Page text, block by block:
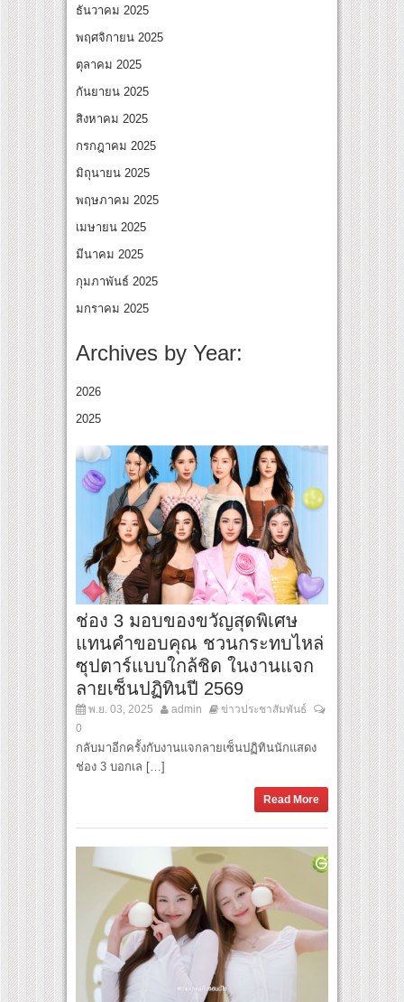
ธันวาคม 2025
พฤศจิกายน 2025
ตุลาคม 2025
กันยายน 2025
สิงหาคม 2025
กรกฎาคม 2025
มิถุนายน 2025
พฤษภาคม 2025
เมษายน 2025
มีนาคม 2025
กุมภาพันธ์ 2025
มกราคม 2025
Archives by Year:
2026
2025
ช่อง 3 มอบของขวัญสุดพิเศษ
แทนคำขอบคุณ ชวนกระทบไหล่
ซุปตาร์แบบใกล้ชิด ในงานแจก
ลายเซ็นปฏิทินปี 2569
พ.ย. 03, 2025 admin
ข่าวประชาสัมพันธ์
0
กลับมาอีกครั้งกับงานแจกลายเซ็นปฏิทินนักแสดง
ช่อง 3 บอกเล […]
Read More